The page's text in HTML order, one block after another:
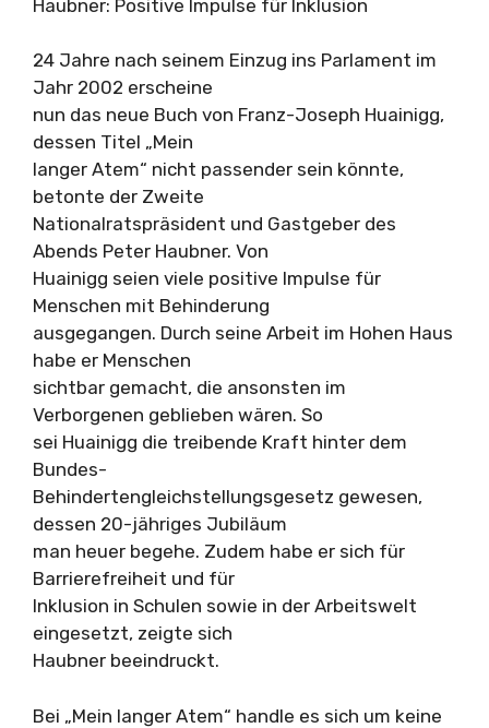
Haubner: Positive Impulse für Inklusion
24 Jahre nach seinem Einzug ins Parlament im
Jahr 2002 erscheine
nun das neue Buch von Franz-Joseph Huainigg,
dessen Titel „Mein
langer Atem“ nicht passender sein könnte,
betonte der Zweite
Nationalratspräsident und Gastgeber des
Abends Peter Haubner. Von
Huainigg seien viele positive Impulse für
Menschen mit Behinderung
ausgegangen. Durch seine Arbeit im Hohen Haus
habe er Menschen
sichtbar gemacht, die ansonsten im
Verborgenen geblieben wären. So
sei Huainigg die treibende Kraft hinter dem
Bundes-
Behindertengleichstellungsgesetz gewesen,
dessen 20-jähriges Jubiläum
man heuer begehe. Zudem habe er sich für
Barrierefreiheit und für
Inklusion in Schulen sowie in der Arbeitswelt
eingesetzt, zeigte sich
Haubner beeindruckt.
Bei „Mein langer Atem“ handle es sich um keine